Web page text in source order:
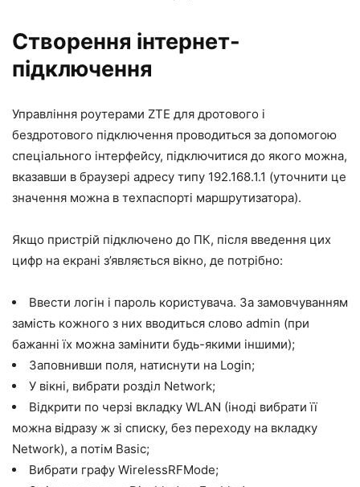
Створення інтернет-
підключення
Управління роутерами ZTE для дротового і
бездротового підключення проводиться за допомогою
спеціального інтерфейсу, підключитися до якого можна,
вказавши в браузері адресу типу 192.168.1.1 (уточнити це
значення можна в техпаспорті маршрутизатора).
Якщо пристрій підключено до ПК, після введення цих
цифр на екрані з’являється вікно, де потрібно:
Ввести логін і пароль користувача. За замовчуванням
замість кожного з них вводиться слово admin (при
бажанні їх можна замінити будь-якими іншими);
Заповнивши поля, натиснути на Login;
У вікні, вибрати розділ Network;
Відкрити по черзі вкладку WLAN (іноді вибрати її
можна відразу ж зі списку, без переходу на вкладку
Network), а потім Basic;
Вибрати графу WirelessRFMode;